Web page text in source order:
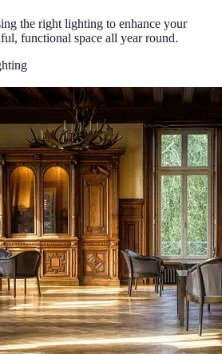
the right lighting to enhance your
functional space all year round.